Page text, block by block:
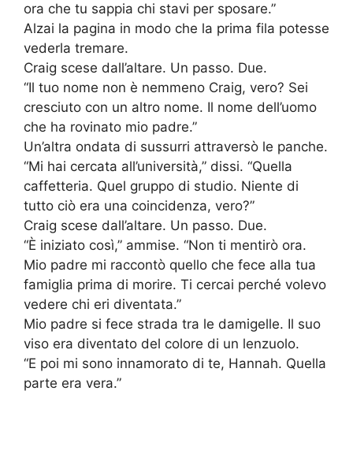
ora che tu sappia chi stavi per sposare.”
Alzai la pagina in modo che la prima fila potesse
vederla tremare.
Craig scese dall’altare. Un passo. Due.
“Il tuo nome non è nemmeno Craig, vero? Sei
cresciuto con un altro nome. Il nome dell’uomo
che ha rovinato mio padre.”
Un’altra ondata di sussurri attraversò le panche.
“Mi hai cercata all’università,” dissi. “Quella
caffetteria. Quel gruppo di studio. Niente di
tutto ciò era una coincidenza, vero?”
Craig scese dall’altare. Un passo. Due.
“È iniziato così,” ammise. “Non ti mentirò ora.
Mio padre mi raccontò quello che fece alla tua
famiglia prima di morire. Ti cercai perché volevo
vedere chi eri diventata.”
Mio padre si fece strada tra le damigelle. Il suo
viso era diventato del colore di un lenzuolo.
“E poi mi sono innamorato di te, Hannah. Quella
parte era vera.”